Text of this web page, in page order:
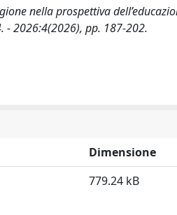
nella prospettiva
- 2026:4(2026), pp. 187-202.
Dimensione
779.24 kB